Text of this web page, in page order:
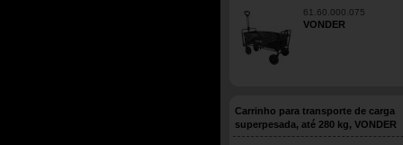
61.60.000.075
VONDER
Carrinho para transporte de carga
superpesada, até 280 kg, VONDER